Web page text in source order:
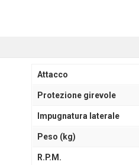
Attacco
Protezione girevole
Impugnatura laterale
Peso (kg)
R.P.M.